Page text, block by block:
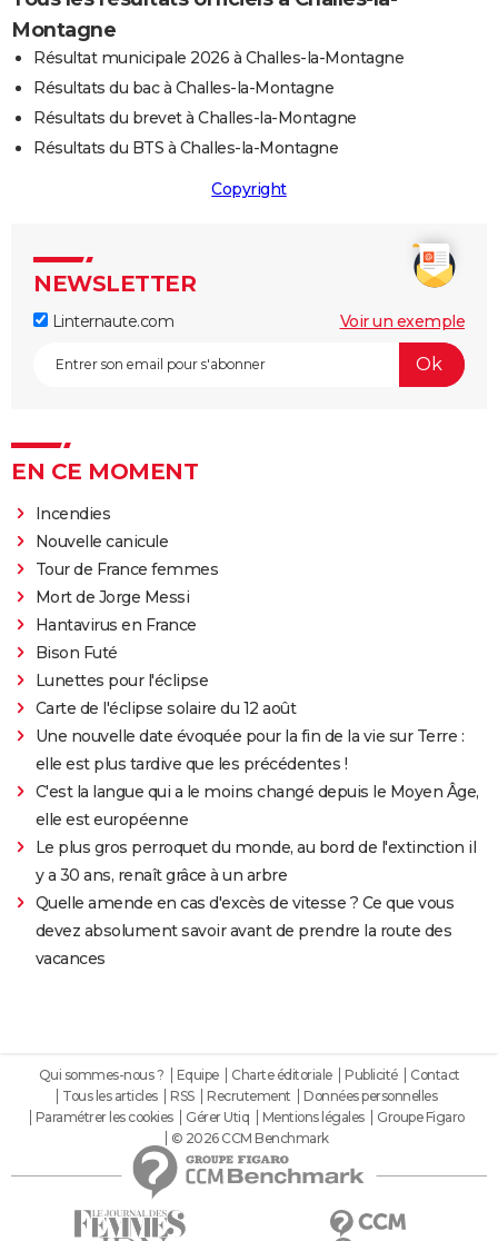
Montagne
Résultat municipale 2026 à Challes-la-Montagne
Résultats du bac à Challes-la-Montagne
Résultats du brevet à Challes-la-Montagne
Résultats du BTS à Challes-la-Montagne
Copyright
NEWSLETTER
Linternaute.com Voir un exemple
EN CE MOMENT
Incendies
Nouvelle canicule
Tour de France femmes
Mort de Jorge Messi
Hantavirus en France
Bison Futé
Lunettes pour l'éclipse
Carte de l'éclipse solaire du 12 août
Une nouvelle date évoquée pour la fin de la vie sur Terre :
elle est plus tardive que les précédentes !
C'est la langue qui a le moins changé depuis le Moyen Âge,
elle est européenne
Le plus gros perroquet du monde, au bord de l'extinction il
y a 30 ans, renaît grâce à un arbre
Quelle amende en cas d'excès de vitesse ? Ce que vous
devez absolument savoir avant de prendre la route des
vacances
Qui sommes-nous ? Equipe Charte éditoriale Publicité
Contact
Tous les articles
RSS Recrutement
Données personnelles
Paramétrer les cookies
Gérer Utiq Mentions légales
Groupe Figaro
© 2026 CCM Benchmark